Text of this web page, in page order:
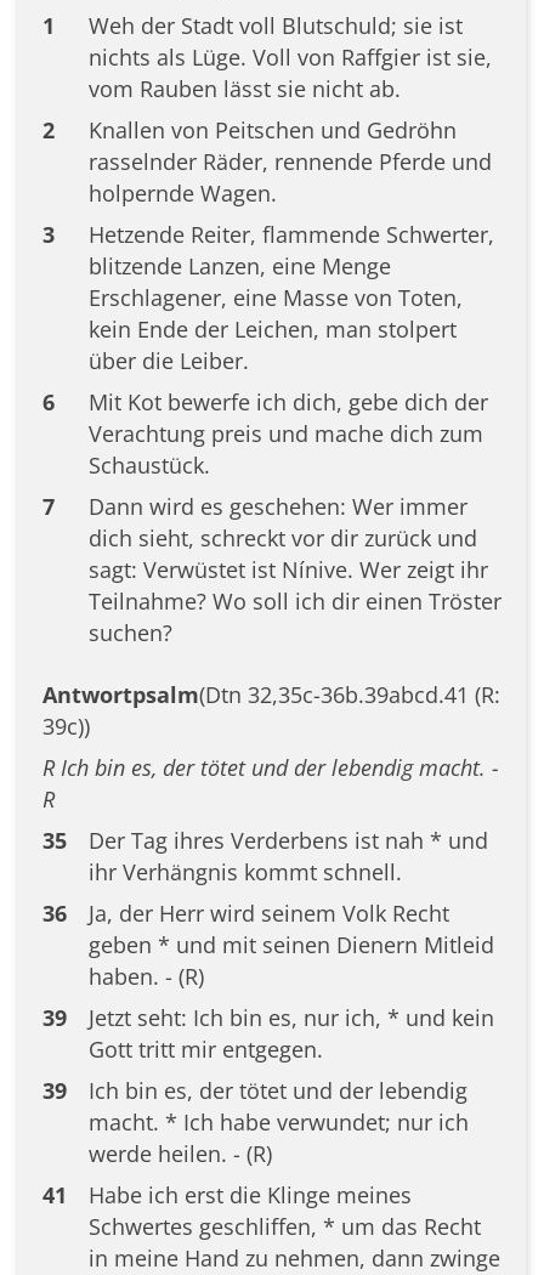
1
Weh der Stadt voll Blutschuld; sie ist
nichts als Lüge. Voll von Raffgier ist sie,
vom Rauben lässt sie nicht ab.
2
Knallen von Peitschen und Gedröhn
rasselnder Räder, rennende Pferde und
holpernde Wagen.
3
Hetzende Reiter, flammende Schwerter,
blitzende Lanzen, eine Menge
Erschlagener, eine Masse von Toten,
kein Ende der Leichen, man stolpert
über die Leiber.
6
Mit Kot bewerfe ich dich, gebe dich der
Verachtung preis und mache dich zum
Schaustück.
7
Dann wird es geschehen: Wer immer
dich sieht, schreckt vor dir zurück und
sagt: Verwüstet ist Nínive. Wer zeigt ihr
Teilnahme? Wo soll ich dir einen Tröster
suchen?
Antwortpsalm(Dtn 32,35c-36b.39abcd.41 (R:
39c))
R Ich bin es, der tötet und der lebendig macht. -
R
35
Der Tag ihres Verderbens ist nah * und
ihr Verhängnis kommt schnell.
36
Ja, der Herr wird seinem Volk Recht
geben * und mit seinen Dienern Mitleid
haben. - (R)
39
Jetzt seht: Ich bin es, nur ich, * und kein
Gott tritt mir entgegen.
39
Ich bin es, der tötet und der lebendig
macht. * Ich habe verwundet; nur ich
werde heilen. - (R)
41
Habe ich erst die Klinge meines
Schwertes geschliffen, * um das Recht
in meine Hand zu nehmen, dann zwinge